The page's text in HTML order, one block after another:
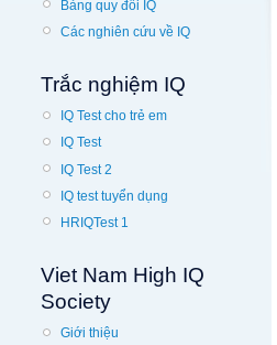
Bảng quy đổi IQ
Các nghiên cứu về IQ
Trắc nghiệm IQ
IQ Test cho trẻ em
IQ Test
IQ Test 2
IQ test tuyển dụng
HRIQTest 1
Viet Nam High IQ
Society
Giới thiệu